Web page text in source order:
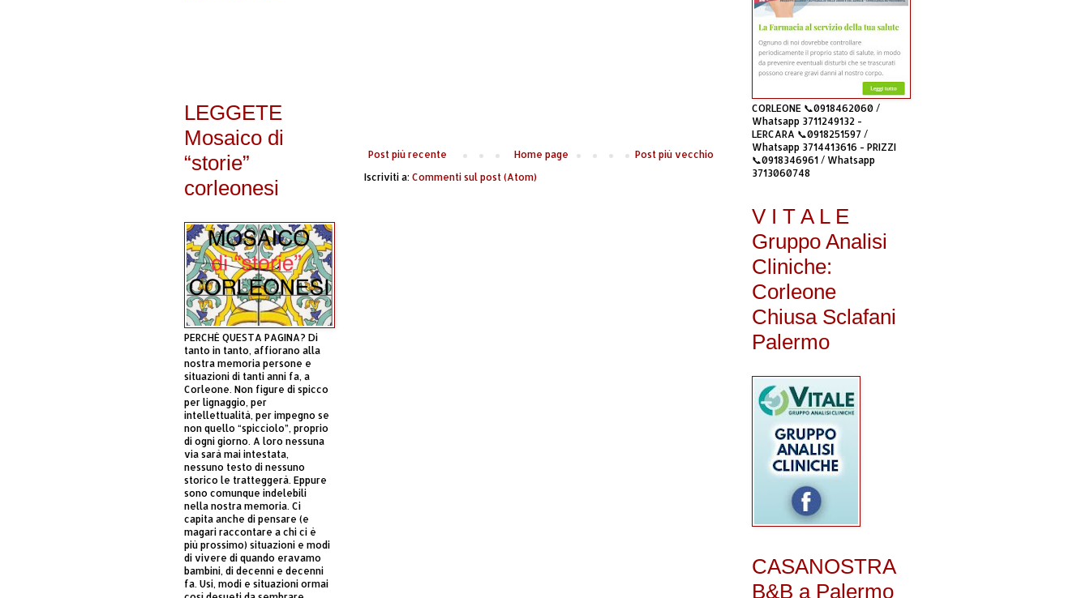
Post più recente Post più vecchio
Home page
Iscriviti a: Commenti sul post (Atom)
LEGGETE
Mosaico di
“storie”
corleonesi
PERCHÈ QUESTA PAGINA? Di
tanto in tanto, affiorano alla
nostra memoria persone e
situazioni di tanti anni fa, a
Corleone. Non figure di spicco
per lignaggio, per
intellettualità, per impegno se
non quello “spicciolo”, proprio
di ogni giorno. A loro nessuna
via sarà mai intestata,
nessuno testo di nessuno
storico le tratteggerà. Eppure
sono comunque indelebili
nella nostra memoria. Ci
capita anche di pensare (e
magari raccontare a chi ci è
più prossimo) situazioni e modi
di vivere di quando eravamo
bambini, di decenni e decenni
fa. Usi, modi e situazioni ormai
CORLEONE 📞0918462060 /
Whatsapp 3711249132 -
LERCARA 📞0918251597 /
Whatsapp 3714413616 - PRIZZI
📞0918346961 / Whatsapp
3713060748
V I T A L E
Gruppo Analisi
Cliniche:
Corleone
Chiusa Sclafani
Palermo
CASANOSTRA
B&B a Palermo